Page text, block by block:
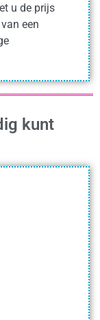
u de prijs
een
kunt